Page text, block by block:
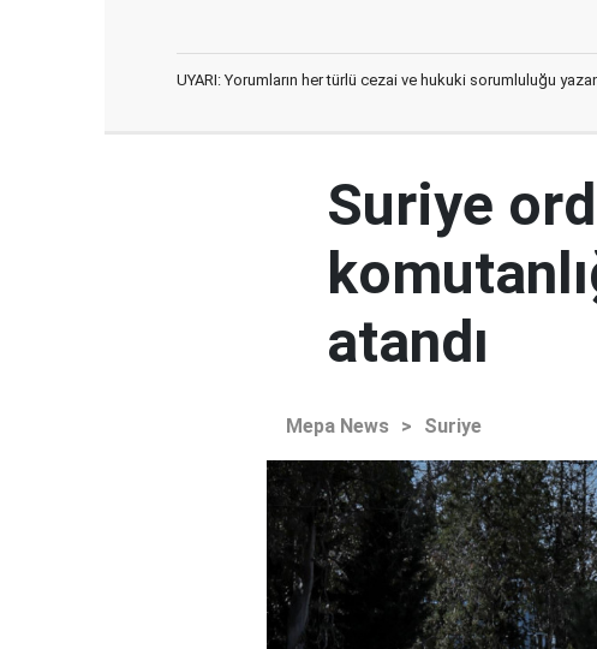
UYARI: Yorumların her türlü cezai ve hukuki sorumluluğu
Suriye
atandı
Mepa News > Suriye